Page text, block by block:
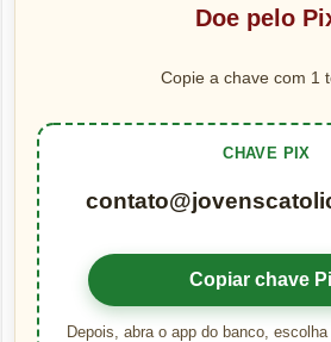
Doe pelo
Copie a chave com 1
CHAVE PIX
Copiar chave
Depois, abra o app do banco, escolha